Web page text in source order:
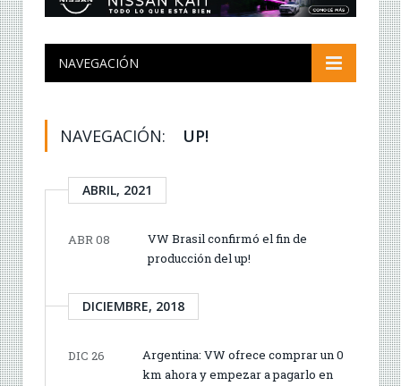
NAVEGACIÓN
NAVEGACIÓN: UP!
ABRIL, 2021
ABR 08
VW Brasil confirmó el fin de
producción del up!
DICIEMBRE, 2018
DIC 26
Argentina: VW ofrece comprar un 0
km ahora y empezar a pagarlo en